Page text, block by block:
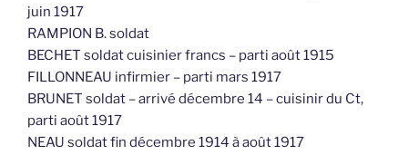
juin 1917
RAMPION B. soldat
BECHET soldat cuisinier francs – parti août 1915
FILLONNEAU infirmier – parti mars 1917
BRUNET soldat – arrivé décembre 14 – cuisinir du Ct,
parti août 1917
NEAU soldat fin décembre 1914 à août 1917